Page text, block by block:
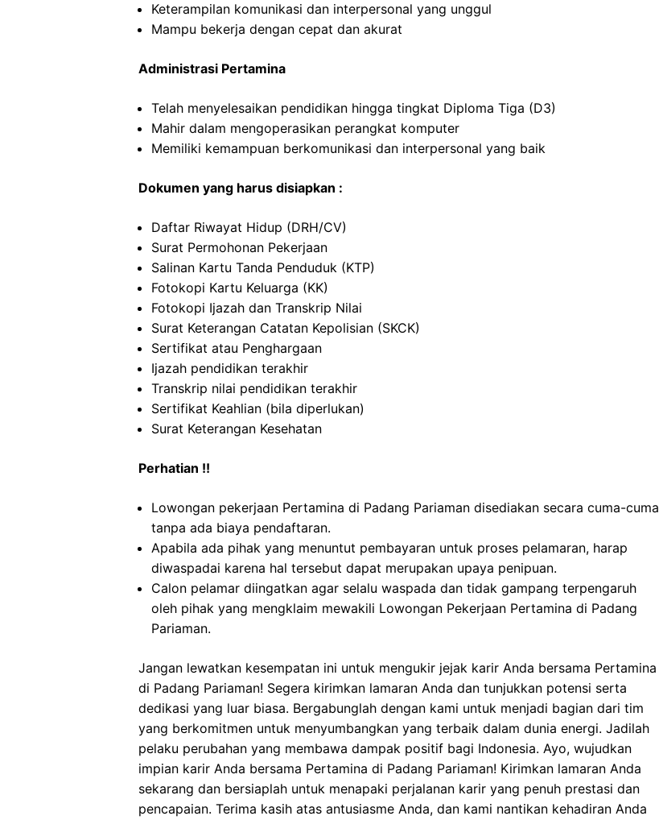
Keterampilan komunikasi dan interpersonal yang unggul
Mampu bekerja dengan cepat dan akurat
Administrasi Pertamina
Telah menyelesaikan pendidikan hingga tingkat Diploma Tiga (D3)
Mahir dalam mengoperasikan perangkat komputer
Memiliki kemampuan berkomunikasi dan interpersonal yang baik
Dokumen yang harus disiapkan :
Daftar Riwayat Hidup (DRH/CV)
Surat Permohonan Pekerjaan
Salinan Kartu Tanda Penduduk (KTP)
Fotokopi Kartu Keluarga (KK)
Fotokopi Ijazah dan Transkrip Nilai
Surat Keterangan Catatan Kepolisian (SKCK)
Sertifikat atau Penghargaan
Ijazah pendidikan terakhir
Transkrip nilai pendidikan terakhir
Sertifikat Keahlian (bila diperlukan)
Surat Keterangan Kesehatan
Perhatian !!
Lowongan pekerjaan Pertamina di Padang Pariaman disediakan secara cuma-cuma
tanpa ada biaya pendaftaran.
Apabila ada pihak yang menuntut pembayaran untuk proses pelamaran, harap
diwaspadai karena hal tersebut dapat merupakan upaya penipuan.
Calon pelamar diingatkan agar selalu waspada dan tidak gampang terpengaruh
oleh pihak yang mengklaim mewakili Lowongan Pekerjaan Pertamina di Padang
Pariaman.
Jangan lewatkan kesempatan ini untuk mengukir jejak karir Anda bersama Pertamina
di Padang Pariaman! Segera kirimkan lamaran Anda dan tunjukkan potensi serta
dedikasi yang luar biasa. Bergabunglah dengan kami untuk menjadi bagian dari tim
yang berkomitmen untuk menyumbangkan yang terbaik dalam dunia energi. Jadilah
pelaku perubahan yang membawa dampak positif bagi Indonesia. Ayo, wujudkan
impian karir Anda bersama Pertamina di Padang Pariaman! Kirimkan lamaran Anda
sekarang dan bersiaplah untuk menapaki perjalanan karir yang penuh prestasi dan
pencapaian. Terima kasih atas antusiasme Anda, dan kami nantikan kehadiran Anda